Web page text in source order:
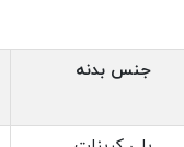
جنس بدنه